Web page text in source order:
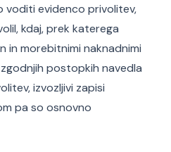
voditi evidenco privolitev,
kdaj, prek katerega
in morebitnimi naknadnimi
postopkih navedla
izvozljivi zapisi
pa so osnovno